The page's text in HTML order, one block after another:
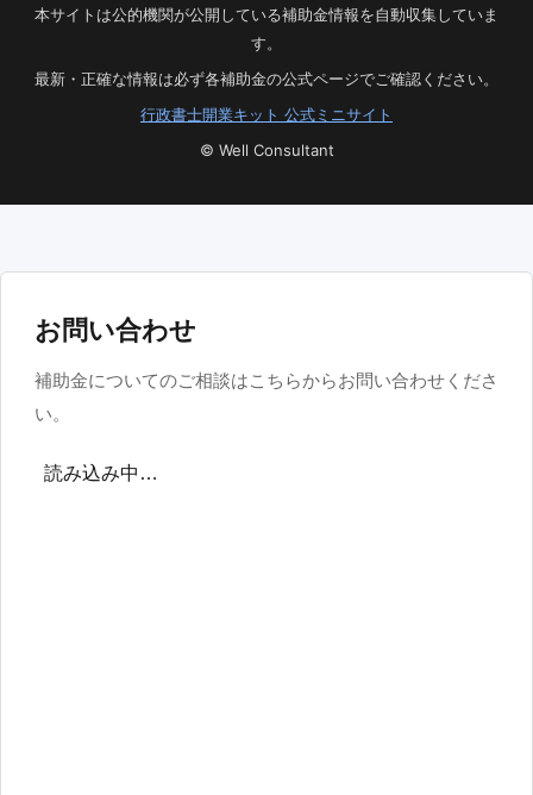
本サイトは公的機関が公開している補助金情報を自動収集していま
す。
最新・正確な情報は必ず各補助金の公式ページでご確認ください。
行政書士開業キット 公式ミニサイト
© Well Consultant
お問い合わせ
補助金についてのご相談はこちらからお問い合わせくださ
い。